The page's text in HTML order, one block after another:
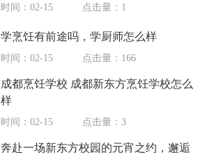
时间：02-15 点击量：1
学烹饪有前途吗，学厨师怎么样
时间：02-15 点击量：166
成都烹饪学校 成都新东方烹饪学校怎么
样
时间：02-15 点击量：3
奔赴一场新东方校园的元宵之约，邂逅